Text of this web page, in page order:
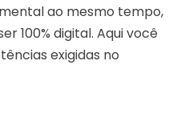
ao mesmo tempo,
100% digital. Aqui você
exigidas no